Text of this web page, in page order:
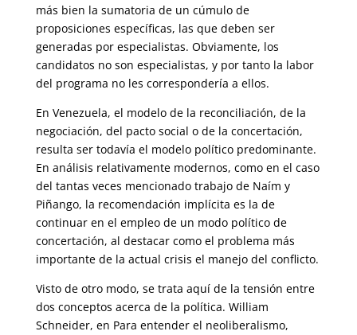
más bien la sumatoria de un cúmulo de
proposiciones específicas, las que deben ser
generadas por especialistas. Obviamente, los
candidatos no son especialistas, y por tanto la labor
del programa no les correspondería a ellos.
En Venezuela, el modelo de la reconciliación, de la
negociación, del pacto social o de la concertación,
resulta ser todavía el modelo político predominante.
En análisis relativamente modernos, como en el caso
del tantas veces mencionado trabajo de Naím y
Piñango, la recomendación implícita es la de
continuar en el empleo de un modo político de
concertación, al destacar como el problema más
importante de la actual crisis el manejo del conflicto.
Visto de otro modo, se trata aquí de la tensión entre
dos conceptos acerca de la política. William
Schneider, en Para entender el neoliberalismo,